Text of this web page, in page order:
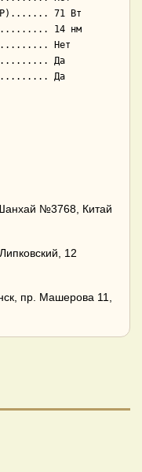
№3768, Китай
12
пр. Машерова 11,